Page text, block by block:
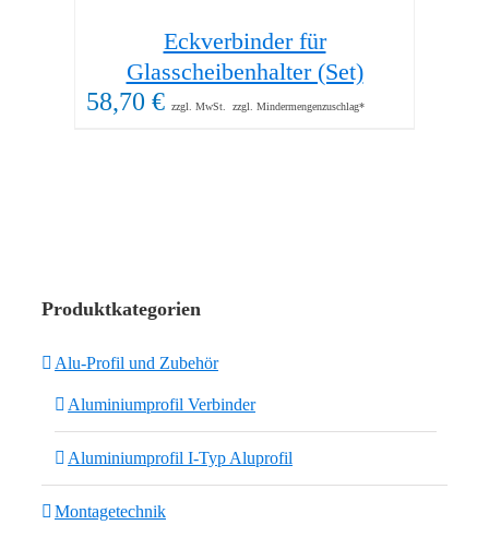
Eckverbinder für
Glasscheibenhalter (Set)
58,70 € zzgl. MwSt. zzgl. Mindermengenzuschlag*
Produktkategorien
Alu-Profil und Zubehör
Aluminiumprofil Verbinder
Aluminiumprofil I-Typ Aluprofil
Montagetechnik